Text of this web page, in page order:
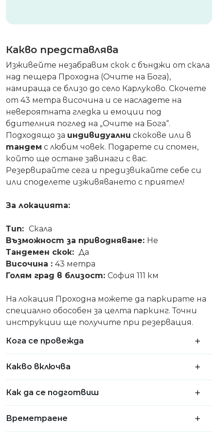
Какво представлява
Изживейте незабравим скок с бънджи от скала
над пещера Проходна (Очите на Бога),
намираща се близо до село Карлуково. Скочете
от 43 метра височина и се насладете на
невероятната гледка и емоции под
бдителния поглед на „Очите на Бога“.
Подходящо за индивидуални скокове или в
тандем с любим човек. Подарете си спомен,
който ще остане завинаги с вас.
Резервирайте сега и предизвикайте себе си
или споделете изживяването с приятел!
За локацията:
Тип: Скала
Възможност за приводняване: Не
Тандемен скок: Да
Височина : 43 метра
Голям град в близост: София 111 км
На локация Проходна можете да паркирате на
специално обособен за целта паркинг. Точни
инструкции ще получите при резервация.
Кога се провежда
Какво включва
Как да се подготвиш
Времетраене